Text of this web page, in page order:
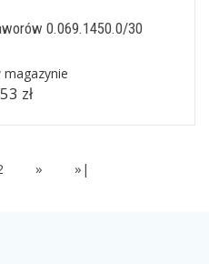
0.069.1450.0/30
magazynie
zł
» »|